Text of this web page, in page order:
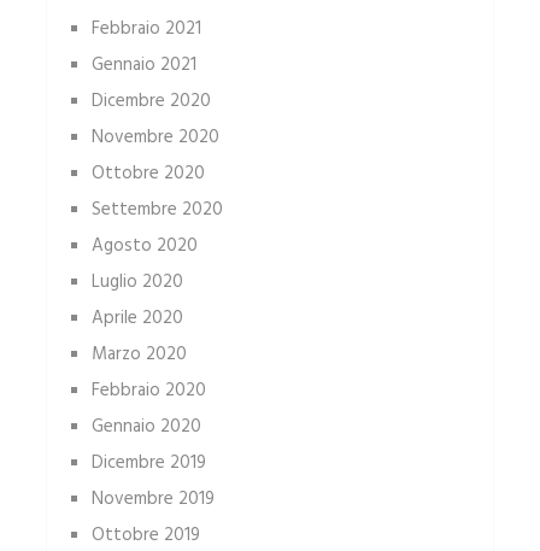
Febbraio 2021
Gennaio 2021
Dicembre 2020
Novembre 2020
Ottobre 2020
Settembre 2020
Agosto 2020
Luglio 2020
Aprile 2020
Marzo 2020
Febbraio 2020
Gennaio 2020
Dicembre 2019
Novembre 2019
Ottobre 2019